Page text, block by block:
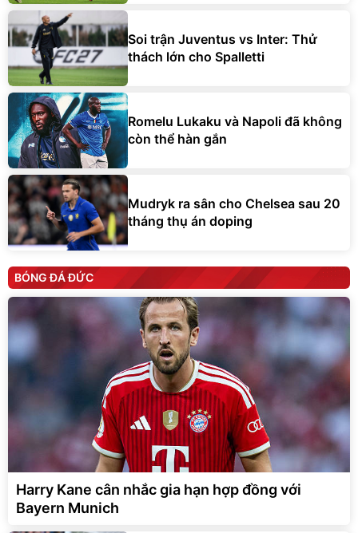
Soi trận Juventus vs Inter: Thử
thách lớn cho Spalletti
Romelu Lukaku và Napoli đã không
còn thể hàn gắn
Mudryk ra sân cho Chelsea sau 20
tháng thụ án doping
BÓNG ĐÁ ĐỨC
Harry Kane cân nhắc gia hạn hợp đồng với
Bayern Munich